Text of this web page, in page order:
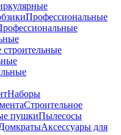
Профессиональные
Наборы
Строительное
пушкиПылесосы
Аксессуары для